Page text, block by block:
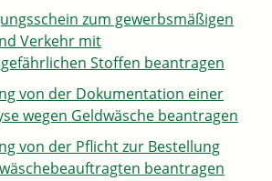
zum gewerbsmäßigen
Verkehr mit
Stoffen beantragen
von der Dokumentation einer
wegen Geldwäsche beantragen
von der Pflicht zur Bestellung
beantragen